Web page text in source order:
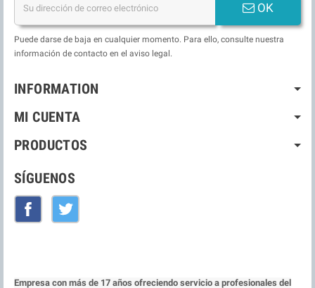
OK
Puede darse de baja en cualquier momento. Para ello, consulte nuestra
información de contacto en el aviso legal.
INFORMATION
MI CUENTA
PRODUCTOS
SÍGUENOS
Facebook
Empresa con más de 17 años ofreciendo servicio a profesionales del